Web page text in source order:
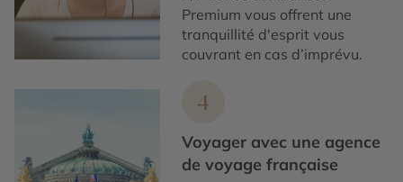
Premium vous offrent une
tranquillité d'esprit vous
couvrant en cas d’imprévu.
4
Voyager avec une agence
de voyage française